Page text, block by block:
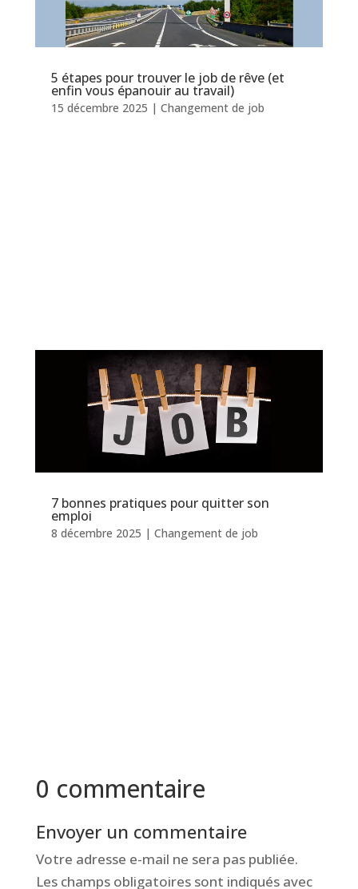
5 étapes pour trouver le job de rêve (et
enfin vous épanouir au travail)
15 décembre 2025 | Changement de job
7 bonnes pratiques pour quitter son
emploi
8 décembre 2025 | Changement de job
0 commentaire
Envoyer un commentaire
Votre adresse e-mail ne sera pas publiée.
Les champs obligatoires sont indiqués avec